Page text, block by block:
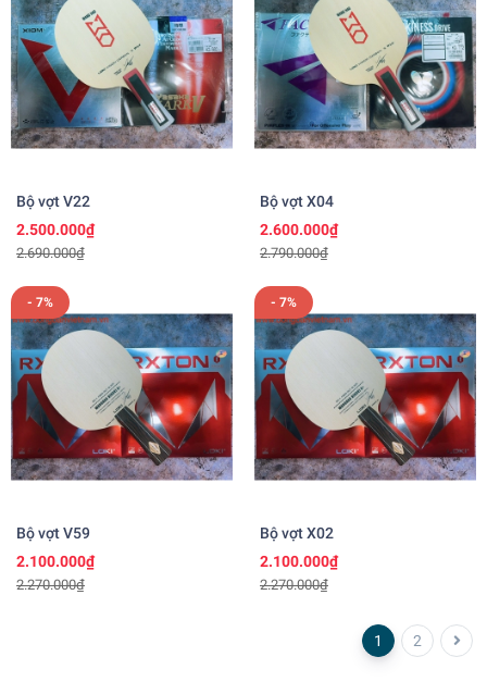
Bộ vợt V22
2.500.000₫
2.690.000₫
Bộ vợt X04
2.600.000₫
2.790.000₫
- 7%
Bộ vợt V59
2.100.000₫
2.270.000₫
- 7%
Bộ vợt X02
2.100.000₫
2.270.000₫
1 2